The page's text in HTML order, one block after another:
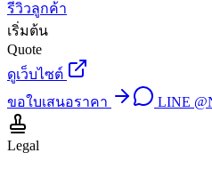
รีวิวลูกค้า
เริ่มต้น
Quote
ดูเว็บไซต์
ขอใบเสนอราคา
LINE
Legal